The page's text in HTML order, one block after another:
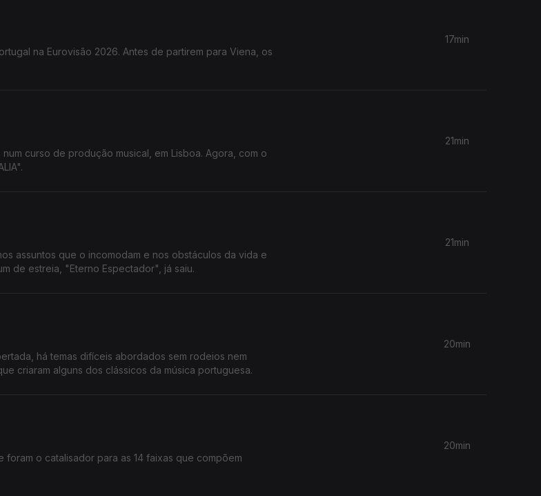
na Eurovisão 2026. Antes de partirem para Viena, os
17min
curso de produção musical, em Lisboa. Agora, com o
21min
assuntos que o incomodam e nos obstáculos da vida e
de estreia, "Eterno Espectador", já saiu.
21min
há temas difíceis abordados sem rodeios nem
criaram alguns dos clássicos da música portuguesa.
20min
o catalisador para as 14 faixas que compõem
20min